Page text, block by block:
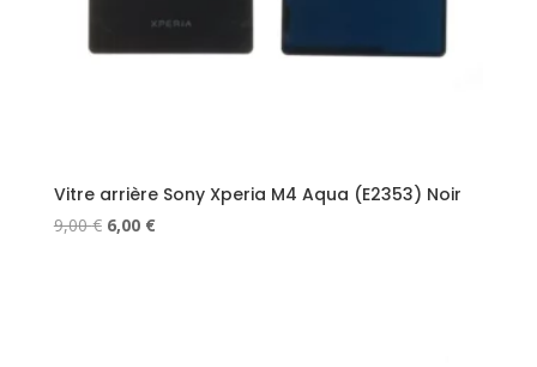
Vitre arrière Sony Xperia M4 Aqua (E2353) Noir
9,00€ Le
6,00 €Le